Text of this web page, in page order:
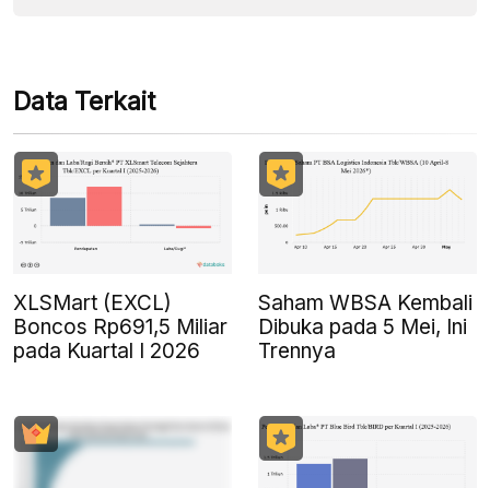
Data Terkait
XLSMart (EXCL)
Boncos Rp691,5 Miliar
pada Kuartal I 2026
Saham WBSA Kembali
Dibuka pada 5 Mei, Ini
Trennya